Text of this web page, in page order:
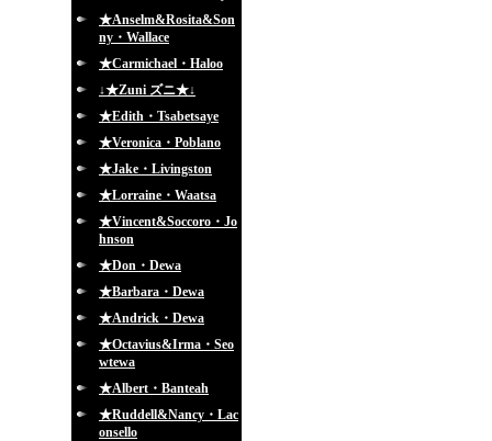
★Anselm&Rosita&Son
ny・Wallace
★Carmichael・Haloo
↓★Zuni ズニ★↓
★Edith・Tsabetsaye
★Veronica・Poblano
★Jake・Livingston
★Lorraine・Waatsa
★Vincent&Soccoro・Jo
hnson
★Don・Dewa
★Barbara・Dewa
★Andrick・Dewa
★Octavius&Irma・Seo
wtewa
★Albert・Banteah
★Ruddell&Nancy・Lac
onsello